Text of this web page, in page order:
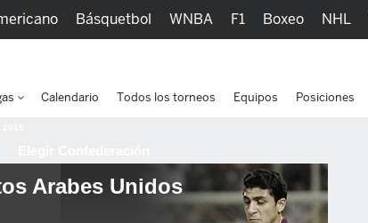
Arabes Unidos
Básquetbol WNBA F1 Boxeo NHL
Calendario Todos los torneos Equipos Posiciones